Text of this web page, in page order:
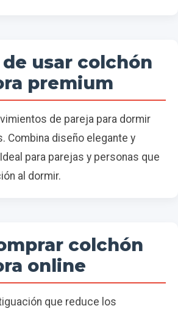
usar colchón
premium
de pareja para dormir
Combina diseño elegante y
para parejas y personas que
al dormir.
colchón
online
que reduce los